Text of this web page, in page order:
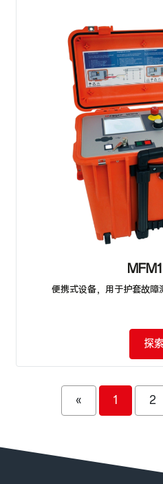
便携式设备，用于护套故障
探
« 1 2